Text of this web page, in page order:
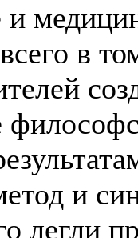
в
и
легли